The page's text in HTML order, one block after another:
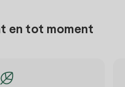
en tot moment